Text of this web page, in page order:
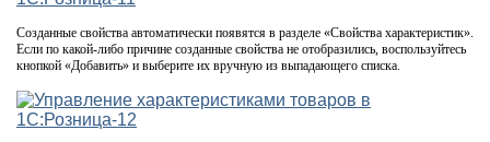
Созданные свойства автоматически появятся в разделе «Свойства характеристик».
Если по какой-либо причине созданные свойства не отобразились, воспользуйтесь
кнопкой «Добавить» и выберите их вручную из выпадающего списка.